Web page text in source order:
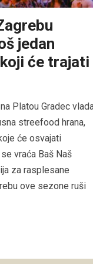
jedan
će trajati
Platou Gradec
streefood hrana,
će osvajati
vraća Baš Naš
za rasplesane
ove sezone ruši